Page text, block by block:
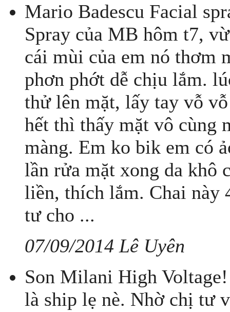
Mario Badescu Facial
Spray của MB hôm t7,
cái mùi của em nó thơm
phơn phớt dễ chịu lắm.
thử lên mặt, lấy tay vỗ
hết thì thấy mặt vô cùng
màng. Em ko bik em có
lần rửa mặt xong da khô
liền, thích lắm. Chai này
tư cho ...
07/09/2014 Lê Uyên
Son Milani High
là ship lẹ nè. Nhờ chị tư